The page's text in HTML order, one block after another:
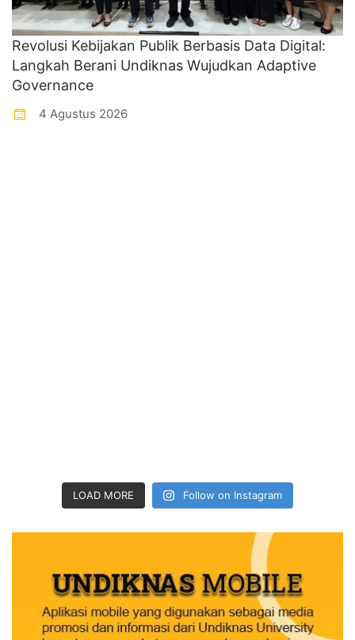
Revolusi Kebijakan Publik Berbasis Data Digital:
Langkah Berani Undiknas Wujudkan Adaptive
Governance
4 Agustus 2026
LOAD MORE Follow on Instagram